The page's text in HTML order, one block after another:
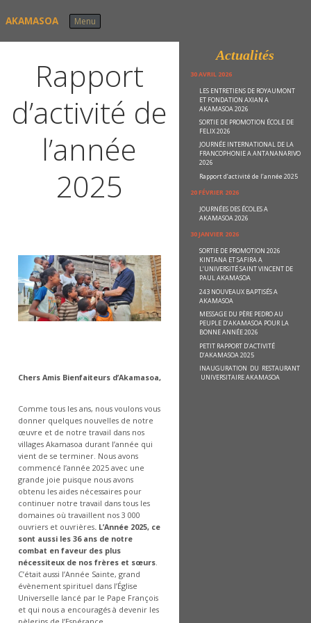
AKAMASOA Menu
Rapport
d’activité de
l’année
2025
Chers Amis Bienfaiteurs d’Akamasoa,
Comme tous les ans, nous voulons vous
donner quelques nouvelles de notre
œuvre et de notre travail dans nos
villages Akamasoa durant l’année qui
vient de se terminer. Nous avons
commencé l’année 2025 avec une
grande joie puisque nous avons
obtenu les aides nécessaires pour
continuer notre travail dans tous les
domaines où travaillent nos 3 000
ouvriers et ouvrières. L’Année 2025, ce
sont aussi les 36 ans de notre
combat en faveur des plus
nécessiteux de nos frères et sœurs.
C’était aussi l’Année Sainte, grand
évènement spirituel dans l’Église
Universelle lancé par le Pape François
et qui nous a encouragés à devenir les
Actualités
30 AVRIL 2026
LES ENTRETIENS DE ROYAUMONT
ET FONDATION AXIAN A
AKAMASOA 2026
SORTIE DE PROMOTION ÉCOLE DE
FELIX 2026
JOURNÉE INTERNATIONAL DE LA
FRANCOPHONIE A ANTANANARIVO
2026
Rapport d’activité de l’année 2025
20 FÉVRIER 2026
JOURNÉES DES ÉCOLES A
AKAMASOA 2026
30 JANVIER 2026
SORTIE DE PROMOTION 2026
KINTANA ET SAFIRA A
L’UNIVERSITÉ SAINT VINCENT DE
PAUL AKAMASOA
243 NOUVEAUX BAPTISÉS A
AKAMASOA
MESSAGE DU PÈRE PEDRO AU
PEUPLE D’AKAMASOA POUR LA
BONNE ANNÉE 2026
PETIT RAPPORT D’ACTIVITÉ
D’AKAMASOA 2025
INAUGURATION DU RESTAURANT
UNIVERSITAIRE AKAMASOA